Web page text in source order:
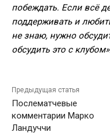
побеждать. Если всё
поддерживать и
не знаю, нужно
обсудить это с клубом».
Предыдущая статья
Послематчевые
комментарии Марко
Ландуччи